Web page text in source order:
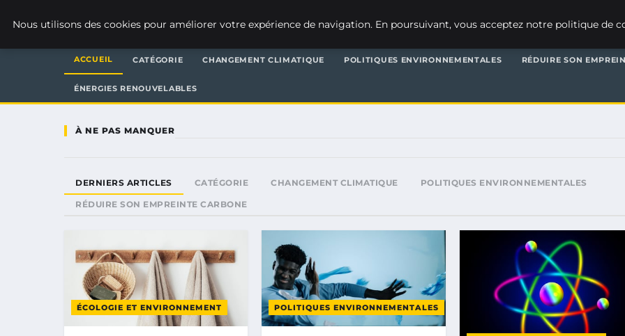
WEARECLIMATECONTROL
ACCUEIL CATÉGORIE CHANGEMENT CLIMATIQUE POLITIQUES ENVIRONNEMENTALES RÉDUIRE SON
ÉNERGIES RENOUVELABLES
À NE PAS MANQUER
DERNIERS ARTICLES CATÉGORIE CHANGEMENT CLIMATIQUE POLITIQUES ENVIRONNEMENTALES
RÉDUIRE SON EMPREINTE CARBONE
ÉCOLOGIE ET ENVIRONNEMENT POLITIQUES ENVIRONNEMENTALES
Nous utilisons des cookies pour améliorer votre expérience de navigation. En poursuivant, vous acceptez notre politique de